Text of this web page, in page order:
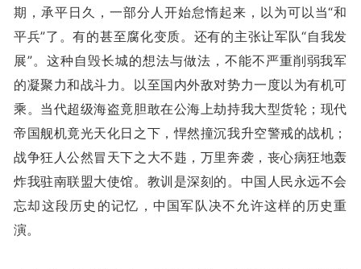
期，承平日久，一部分人开始怠惰起来，以为可以当“和
平兵”了。有的甚至腐化变质。还有的主张让军队“自我发
展”。这种自毁长城的想法与做法，不能不严重削弱我军
的凝聚力和战斗力。以至国内外敌对势力一度以为有机可
乘。当代超级海盗竟胆敢在公海上劫持我大型货轮；现代
帝国舰机竟光天化日之下，悍然撞沉我升空警戒的战机；
战争狂人公然冒天下之大不韪，万里奔袭，丧心病狂地轰
炸我驻南联盟大使馆。教训是深刻的。中国人民永远不会
忘却这段历史的记忆，中国军队决不允许这样的历史重
演。